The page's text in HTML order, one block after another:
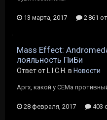
13 марта, 2017 2 861
Mass Effect:
лояльность ПиБи
Ответ от L.I.C.H. в Новости
Аргх, какой у СЕМа
28 февраля, 2017 403